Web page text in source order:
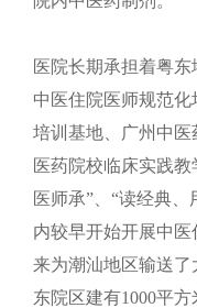
医院长期承担着粤
中医住院医师规范
培训基地、广州中
医药院校临床实践教
医师承”、“读经典
内较早开始开展中
来为潮汕地区输送了
东院区建有1000平